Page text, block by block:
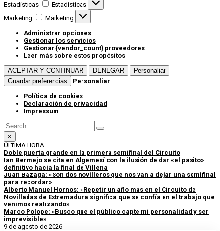
Estadísticas
Estadísticas
Marketing
Marketing
Administrar opciones
Gestionar los servicios
Gestionar {vendor_count} proveedores
Leer más sobre estos propósitos
ACEPTAR Y CONTINUAR DENEGAR
Personaliar
Guardar preferencias
Personaliar
Política de cookies
Declaración de privacidad
Impressum
×
ÚLTIMA HORA
Doble puerta grande en la primera semifinal del Circuito
Ian Bermejo se cita en Algemesí con la ilusión de dar «el pasito»
definitivo hacia la final de Villena
Juan Bazaga: «Son dos novilleros que nos van a dejar una semifinal
para recordar»
Alberto Manuel Hornos: «Repetir un año más en el Circuito de
Novilladas de Extremadura significa que se confía en el trabajo que
venimos realizando»
Marco Polope: «Busco que el público capte mi personalidad y ser
imprevisible»
9 de agosto de 2026